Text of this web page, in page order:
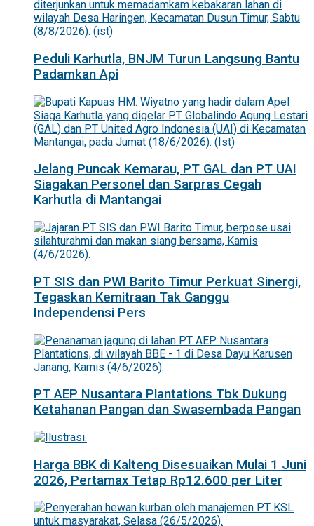
Peduli Karhutla, BNJM Turun Langsung Bantu
Padamkan Api
Jelang Puncak Kemarau, PT GAL dan PT UAI
Siagakan Personel dan Sarpras Cegah
Karhutla di Mantangai
PT SIS dan PWI Barito Timur Perkuat Sinergi,
Tegaskan Kemitraan Tak Ganggu
Independensi Pers
PT AEP Nusantara Plantations Tbk Dukung
Ketahanan Pangan dan Swasembada Pangan
Harga BBK di Kalteng Disesuaikan Mulai 1 Juni
2026, Pertamax Tetap Rp12.600 per Liter